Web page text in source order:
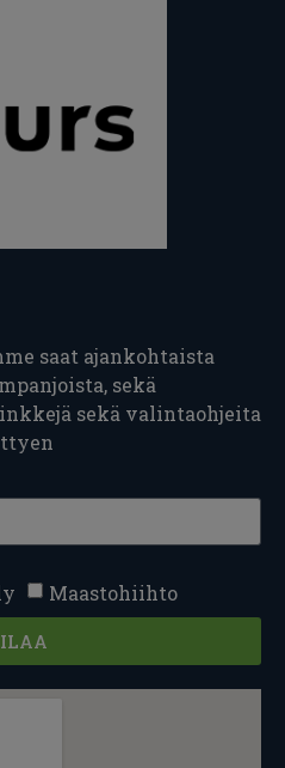
saat ajankohtaista
sekä
sekä valintaohjeita
Maastohiihto